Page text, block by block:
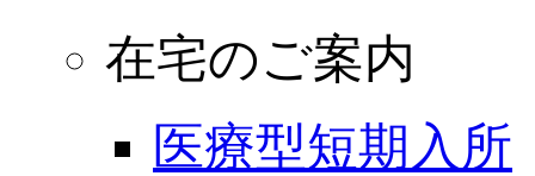
在宅のご案内
医療型短期入所